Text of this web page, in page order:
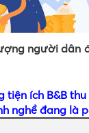
người dân
tiện ích B&B
nghề đang là